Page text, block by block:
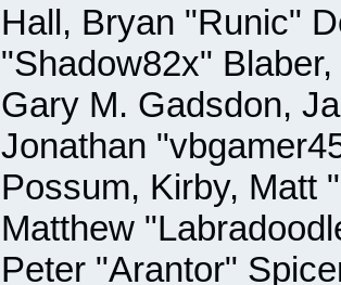
Hall, Bryan "Runic"
"Shadow82x"
Gary M. Gadsdon,
Jonathan
Possum, Kirby, Matt
Matthew
Peter "Arantor"